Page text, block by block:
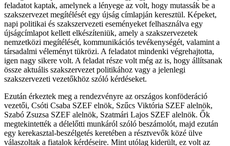
feladatot kaptak, amelynek a lényege az volt, hogy mutassák be a
szakszervezet megítélését egy újság címlapján keresztül. Képeket,
napi politikai és szakszervezeti eseményeket felhasználva egy
újságcímlapot kellett elkészíteniük, amely a szakszervezetek
nemzetközi megítélését, kommunikációs tevékenységét, valamint a
társadalmi véleményt tükrözi. A feladatot mindenki végrehajtotta,
igen nagy sikere volt. A feladat része volt még az is, hogy állítsanak
össze aktuális szakszervezet politikához vagy a jelenlegi
szakszervezeti vezetőkhöz szóló kérdéseket.
Ezután érkeztek meg a rendezvényre az országos konföderáció
vezetői, Csóti Csaba SZEF elnök, Szűcs Viktória SZEF alelnök,
Szabó Zsuzsa SZEF alelnök, Szatmári Lajos SZEF alelnök. Ők
megtekintették a délelőtti munkáról szóló beszámolót, majd ezután
egy kerekasztal-beszélgetés keretében a résztvevők közé ülve
válaszoltak a fiatalok kérdéseire. Mint utólag kiderült, ez volt az